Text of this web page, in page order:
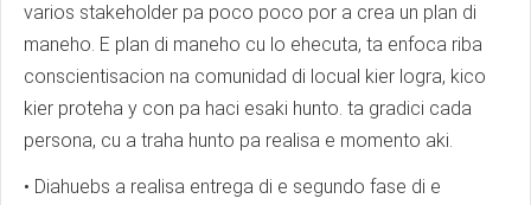
varios stakeholder pa poco poco por a crea un plan di
maneho. E plan di maneho cu lo ehecuta, ta enfoca riba
conscientisacion na comunidad di locual kier logra, kico
kier proteha y con pa haci esaki hunto. ta gradici cada
persona, cu a traha hunto pa realisa e momento aki.
• Diahuebs a realisa entrega di e segundo fase di e